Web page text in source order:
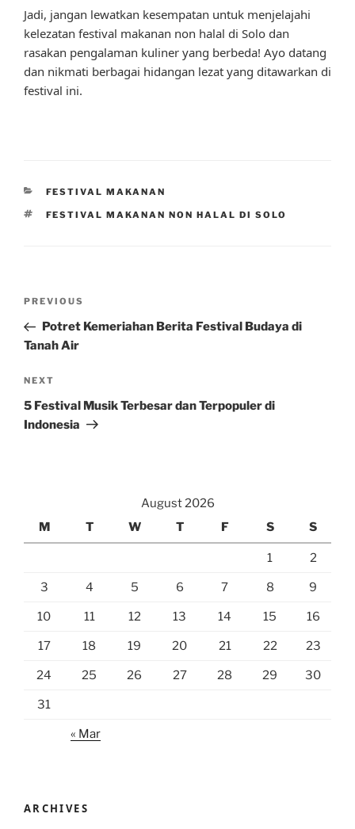
Jadi, jangan lewatkan kesempatan untuk menjelajahi
kelezatan festival makanan non halal di Solo dan
rasakan pengalaman kuliner yang berbeda! Ayo datang
dan nikmati berbagai hidangan lezat yang ditawarkan di
festival ini.
CATEGORIES
FESTIVAL MAKANAN
TAGS
FESTIVAL MAKANAN NON HALAL DI SOLO
Previous
Post
PREVIOUS
Potret Kemeriahan Berita Festival Budaya di
Tanah Air
Next
Post
NEXT
5 Festival Musik Terbesar dan Terpopuler di
Indonesia
August 2026
M
T W T F S S
1 2
3 4 5 6 7 8 9
10 11 12 13 14 15 16
17 18 19 20 21 22 23
24 25 26 27 28 29 30
31
« Mar
ARCHIVES